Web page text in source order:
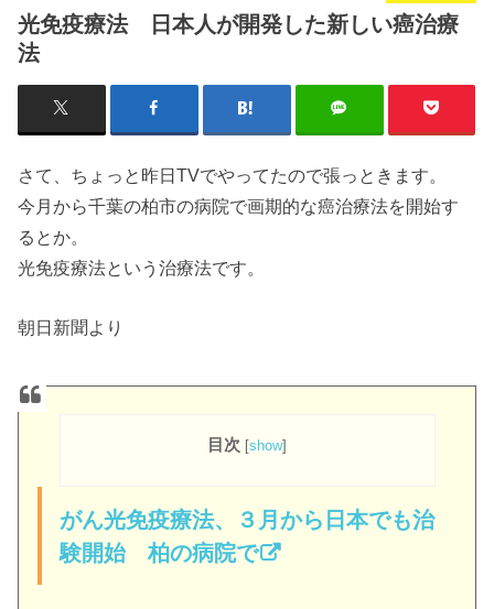
光免疫療法 日本人が開発した新しい癌治療
法
さて、ちょっと昨日TVでやってたので張っときます。
今月から千葉の柏市の病院で画期的な癌治療法を開始す
るとか。
光免疫療法という治療法です。
朝日新聞より
目次 [show]
がん光免疫療法、３月から日本でも治
験開始 柏の病院で